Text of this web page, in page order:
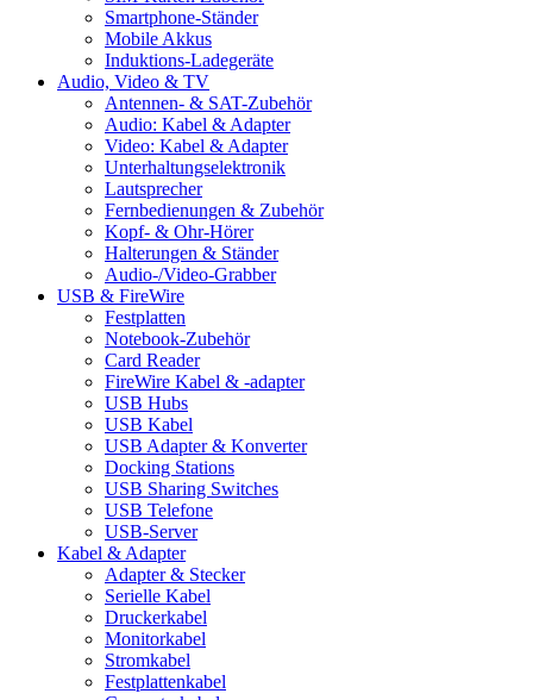
Smartphone-Ständer
Mobile Akkus
Induktions-Ladegeräte
Audio, Video & TV
Antennen- & SAT-Zubehör
Audio: Kabel & Adapter
Video: Kabel & Adapter
Unterhaltungselektronik
Lautsprecher
Fernbedienungen & Zubehör
Kopf- & Ohr-Hörer
Halterungen & Ständer
Audio-/Video-Grabber
USB & FireWire
Festplatten
Notebook-Zubehör
Card Reader
FireWire Kabel & -adapter
USB Hubs
USB Kabel
USB Adapter & Konverter
Docking Stations
USB Sharing Switches
USB Telefone
USB-Server
Kabel & Adapter
Adapter & Stecker
Serielle Kabel
Druckerkabel
Monitorkabel
Stromkabel
Festplattenkabel